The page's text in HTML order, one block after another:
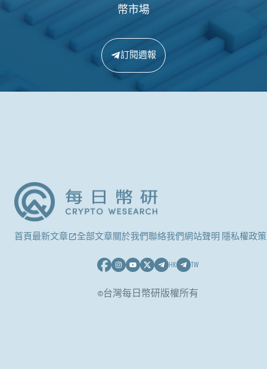
幣市場
訂閱週報
首頁最新文章 全部文章關於我們聯絡我們網站聲明 隱私權政策
HK TW
©台灣每日幣研版權所有